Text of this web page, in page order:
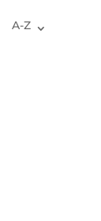
A-Z